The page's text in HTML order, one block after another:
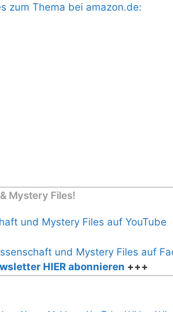
zum Thema bei amazon.de:
Mystery Files!
HIER abonnieren +++